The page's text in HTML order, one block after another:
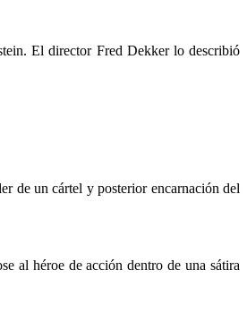
El director Fred Dekker lo describió
de un cártel y posterior encarnación del
al héroe de acción dentro de una sátira